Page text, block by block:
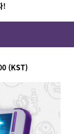
!
(KST)